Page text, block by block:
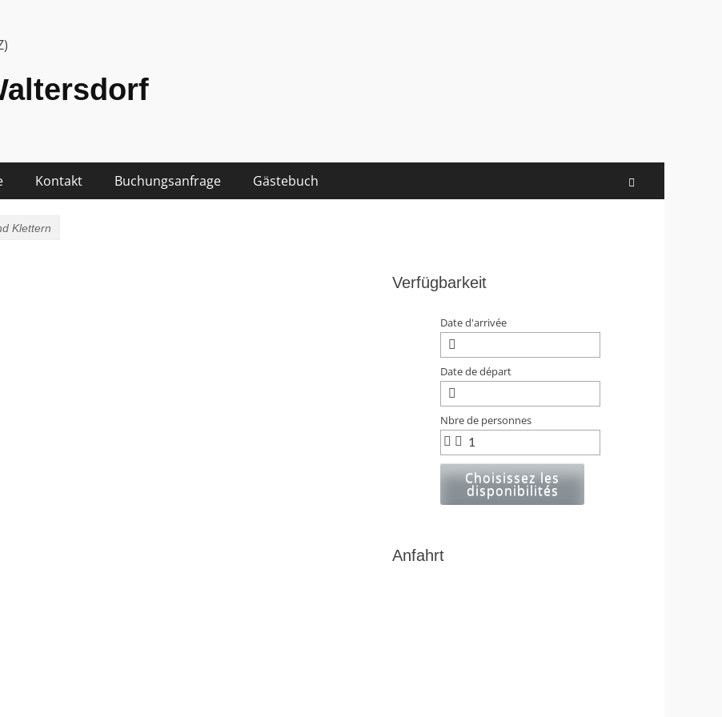
Kontakt Buchungsanfrage Gästebuch
Klettern
Verfügbarkeit
Date d'arrivée
Date de départ
Nbre de personnes
Choisissez les
disponibilités
Anfahrt